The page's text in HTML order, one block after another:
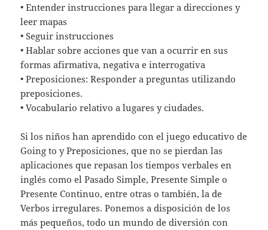
• Entender instrucciones para llegar a direcciones y
leer mapas
• Seguir instrucciones
• Hablar sobre acciones que van a ocurrir en sus
formas afirmativa, negativa e interrogativa
• Preposiciones: Responder a preguntas utilizando
preposiciones.
• Vocabulario relativo a lugares y ciudades.
Si los niños han aprendido con el juego educativo de
Going to y Preposiciones, que no se pierdan las
aplicaciones que repasan los tiempos verbales en
inglés como el Pasado Simple, Presente Simple o
Presente Continuo, entre otras o también, la de
Verbos irregulares. Ponemos a disposición de los
más pequeños, todo un mundo de diversión con